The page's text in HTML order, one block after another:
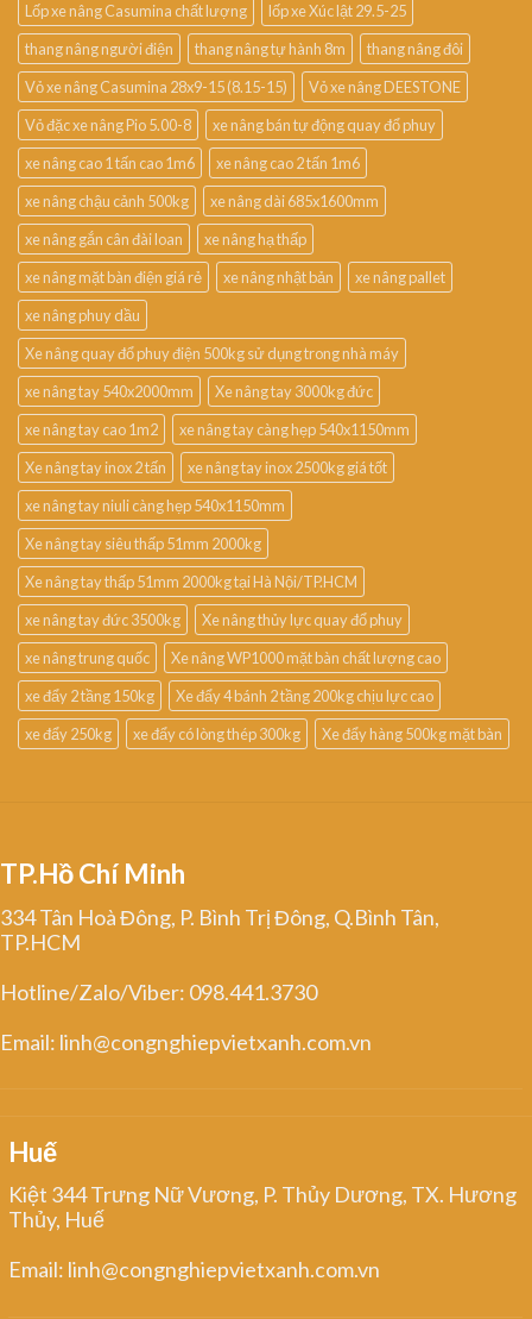
Lốp xe nâng Casumina chất lượng
lốp xe Xúc lật 29.5-25
thang nâng người điện
thang nâng tự hành 8m
thang nâng đôi
Vỏ xe nâng Casumina 28x9-15 (8.15-15)
Vỏ xe nâng DEESTONE
Vỏ đặc xe nâng Pio 5.00-8
xe nâng bán tự động quay đổ phuy
xe nâng cao 1 tấn cao 1m6
xe nâng cao 2 tấn 1m6
xe nâng chậu cảnh 500kg
xe nâng dài 685x1600mm
xe nâng gắn cân đài loan
xe nâng hạ thấp
xe nâng mặt bàn điện giá rẻ
xe nâng nhật bản
xe nâng pallet
xe nâng phuy dầu
Xe nâng quay đổ phuy điện 500kg sử dụng trong nhà máy
xe nâng tay 540x2000mm
Xe nâng tay 3000kg đức
xe nâng tay cao 1m2
xe nâng tay càng hẹp 540x1150mm
Xe nâng tay inox 2 tấn
xe nâng tay inox 2500kg giá tốt
xe nâng tay niuli càng hẹp 540x1150mm
Xe nâng tay siêu thấp 51mm 2000kg
Xe nâng tay thấp 51mm 2000kg tại Hà Nội/TP.HCM
xe nâng tay đức 3500kg
Xe nâng thủy lực quay đổ phuy
xe nâng trung quốc
Xe nâng WP1000 mặt bàn chất lượng cao
xe đẩy 2 tầng 150kg
Xe đẩy 4 bánh 2 tầng 200kg chịu lực cao
xe đẩy 250kg
xe đẩy có lòng thép 300kg Xe đẩy hàng 500kg mặt bàn
TP.Hồ Chí Minh
334 Tân Hoà Đông, P. Bình Trị Đông, Q.Bình Tân,
TP.HCM
Hotline/Zalo/Viber: 098.441.3730
Email: linh@congnghiepvietxanh.com.vn
Huế
Kiệt 344 Trưng Nữ Vương, P. Thủy Dương, TX. Hương
Thủy, Huế
Email: linh@congnghiepvietxanh.com.vn